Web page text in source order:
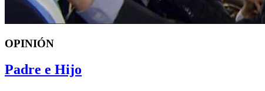
OPINIÓN
Padre e Hijo